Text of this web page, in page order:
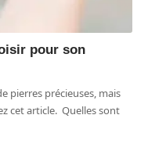
pour son
pierres précieuses, mais
cet article. Quelles sont